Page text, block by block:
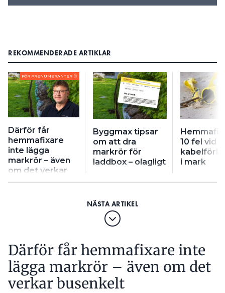
REKOMMENDERADE ARTIKLAR
FÖR PRENUMERANTER
Därför får
hemmafixare
inte lägga
markrör – även
om det verkar
busenkelt
Byggmax tipsar
om att dra
markrör för
laddbox – olagligt
10 fel vid
i mark
Därför får hemmafixare inte
lägga markrör – även om det
verkar busenkelt